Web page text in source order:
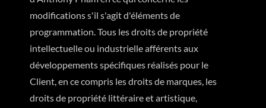
modifications s'il s'agit d'éléments de
programmation. Tous les droits de propriété
intellectuelle ou industrielle afférents aux
développements spécifiques réalisés pour le
Client, en ce compris les droits de marques, les
droits de propriété littéraire et artistique,